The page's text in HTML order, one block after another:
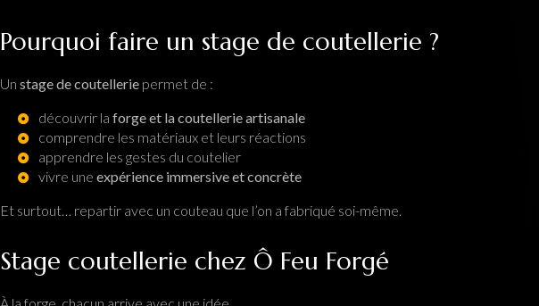
Pourquoi faire un stage de coutellerie ?
Un stage de coutellerie permet de :
découvrir la forge et la coutellerie artisanale
comprendre les matériaux et leurs réactions
apprendre les gestes du coutelier
vivre une expérience immersive et concrète
Et surtout… repartir avec un couteau que l’on a fabriqué soi-même.
Stage coutellerie chez Ô Feu Forgé
À la forge, chacun arrive avec une idée…